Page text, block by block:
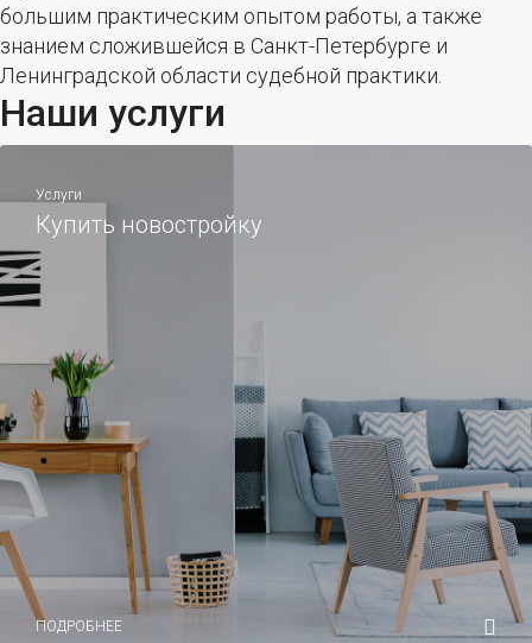
большим практическим опытом работы, а также
знанием сложившейся в Санкт-Петербурге и
Ленинградской области судебной практики.
Наши услуги
Услуги
Купить новостройку
ПОДРОБНЕЕ